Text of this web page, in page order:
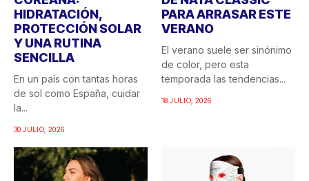
HIDRATACIÓN,
PROTECCIÓN SOLAR
Y UNA RUTINA
SENCILLA
En un país con tantas horas
de sol como España, cuidar
la...
30 JULIO, 2026
PARA ARRASAR ESTE
VERANO
El verano suele ser sinónimo
de color, pero esta
temporada las tendencias...
18 JULIO, 2026